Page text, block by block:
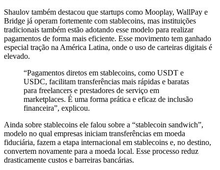
Shaulov também destacou que startups como Mooplay, WallPay e
Bridge já operam fortemente com stablecoins, mas instituições
tradicionais também estão adotando esse modelo para realizar
pagamentos de forma mais eficiente. Esse movimento tem ganhado
especial tração na América Latina, onde o uso de carteiras digitais é
elevado.
“Pagamentos diretos em stablecoins, como USDT e
USDC, facilitam transferências mais rápidas e baratas
para freelancers e prestadores de serviço em
marketplaces. É uma forma prática e eficaz de inclusão
financeira”, explicou.
Ainda sobre stablecoins ele falou sobre a “stablecoin sandwich”,
modelo no qual empresas iniciam transferências em moeda
fiduciária, fazem a etapa internacional em stablecoins e, no destino,
convertem novamente para a moeda local. Esse processo reduz
drasticamente custos e barreiras bancárias.